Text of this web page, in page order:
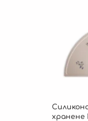
хранене